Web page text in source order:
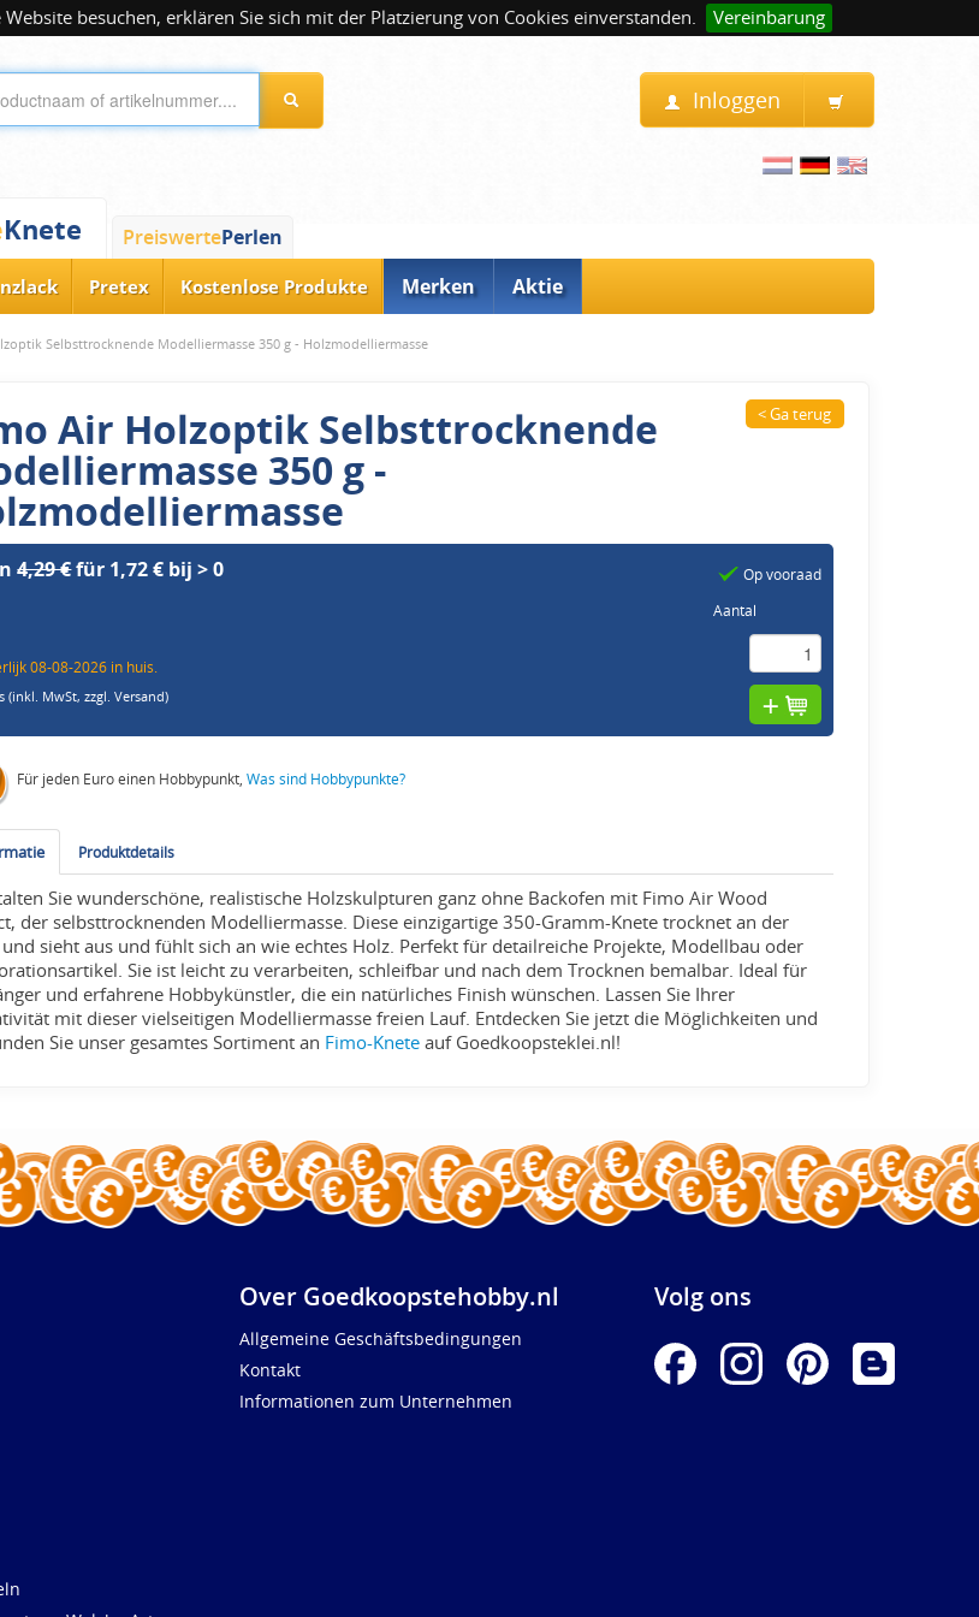
besuchen, erklären Sie sich mit der Platzierung von Cookies einverstanden. Vereinbarung
Inloggen
Knete PreiswertePerlen
Pretex Kostenlose Produkte Merken Aktie
Selbsttrocknende Modelliermasse 350 g - Holzmodelliermasse
Air Holzoptik Selbsttrocknende
350 g -
< Ga terug
4,29 €für 1,72 € bij > 0
08-08-2026 in huis.
(inkl. MwSt,zzgl. Versand)
Op vooraad
Aantal
Für jeden Euro einen Hobbypunkt,Was sind Hobbypunkte?
Produktdetails
Sie wunderschöne, realistische Holzskulpturen ganz ohne Backofen mit Fimo Air Wood
der selbsttrocknenden Modelliermasse. Diese einzigartige 350-Gramm-Knete trocknet an der
sieht aus und fühlt sich an wie echtes Holz. Perfekt für detailreiche Projekte, Modellbau oder
Sie ist leicht zu verarbeiten, schleifbar und nach dem Trocknen bemalbar. Ideal für
und erfahrene Hobbykünstler, die ein natürliches Finish wünschen. Lassen Sie Ihrer
mit dieser vielseitigen Modelliermasse freien Lauf. Entdecken Sie jetzt die Möglichkeiten und
Sie unser gesamtes Sortiment an Fimo-Knete auf Goedkoopsteklei.nl!
Over Goedkoopstehobby.nl
Allgemeine Geschäftsbedingungen
Kontakt
Informationen zum Unternehmen
Volg ons